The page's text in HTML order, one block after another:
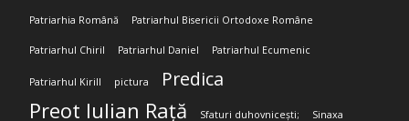
Patriarhia Română Patriarhul Bisericii Ortodoxe Române
Patriarhul Chiril Patriarhul Daniel Patriarhul Ecumenic
Patriarhul Kirill pictura Predica
Preot Iulian Rață Sfaturi duhovnicești; Sinaxa